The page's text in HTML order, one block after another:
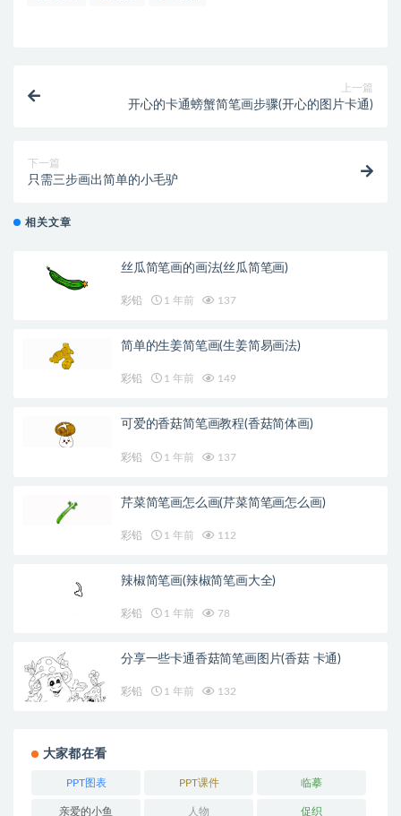
上一篇
开心的卡通螃蟹简笔画步骤(开心的图片卡通)
下一篇
只需三步画出简单的小毛驴
相关文章
丝瓜简笔画的画法(丝瓜简笔画)
彩铅 1 年前 137
简单的生姜简笔画(生姜简易画法)
彩铅 1 年前 149
可爱的香菇简笔画教程(香菇简体画)
彩铅 1 年前 137
芹菜简笔画怎么画(芹菜简笔画怎么画)
彩铅 1 年前 112
辣椒简笔画(辣椒简笔画大全)
彩铅 1 年前 78
分享一些卡通香菇简笔画图片(香菇 卡通)
彩铅 1 年前 132
大家都在看
PPT图表 PPT课件 临摹
亲爱的小鱼 人物 促织